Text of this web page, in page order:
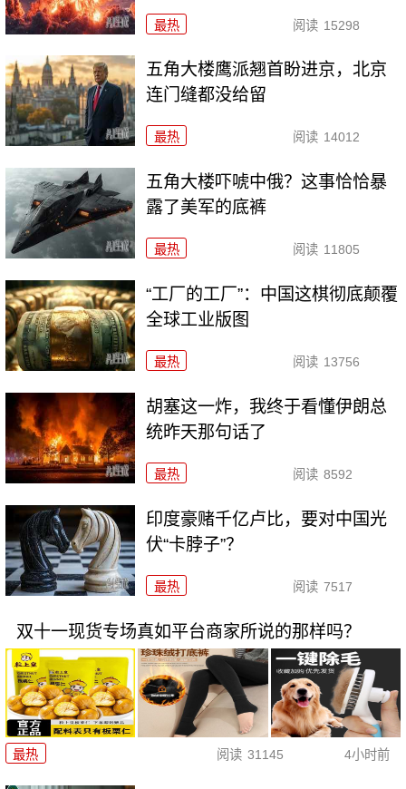
最热 阅读 15298
五角大楼鹰派翘首盼进京，北京
连门缝都没给留
最热 阅读 14012
五角大楼吓唬中俄？这事恰恰暴
露了美军的底裤
最热 阅读 11805
“工厂的工厂”：中国这棋彻底颠覆
全球工业版图
最热 阅读 13756
胡塞这一炸，我终于看懂伊朗总
统昨天那句话了
最热 阅读 8592
印度豪赌千亿卢比，要对中国光
伏“卡脖子”？
最热 阅读 7517
双十一现货专场真如平台商家所说的那样吗？
最热 阅读 31145 4小时前